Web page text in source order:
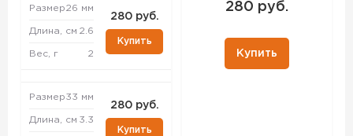
Размер26 мм
Длина, см 2.6
Вес, г 2
280 руб.
Купить
Размер33 мм
Длина, см 3.3
280 руб.
Купить
280 руб.
Купить